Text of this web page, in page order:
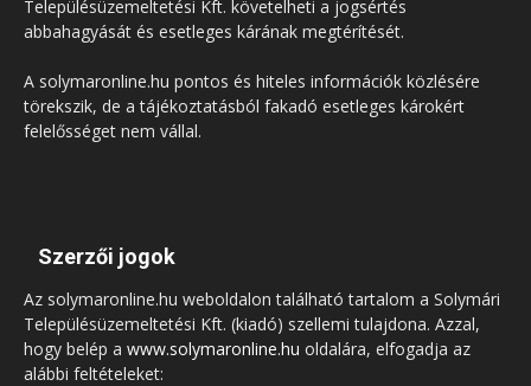
Településüzemeltetési Kft. követelheti a jogsértés
abbahagyását és esetleges kárának megtérítését.
A solymaronline.hu pontos és hiteles információk közlésére
törekszik, de a tájékoztatásból fakadó esetleges károkért
felelősséget nem vállal.
Szerzői jogok
Az solymaronline.hu weboldalon található tartalom a Solymári
Településüzemeltetési Kft. (kiadó) szellemi tulajdona. Azzal,
hogy belép a www.solymaronline.hu oldalára, elfogadja az
alábbi feltételeket: